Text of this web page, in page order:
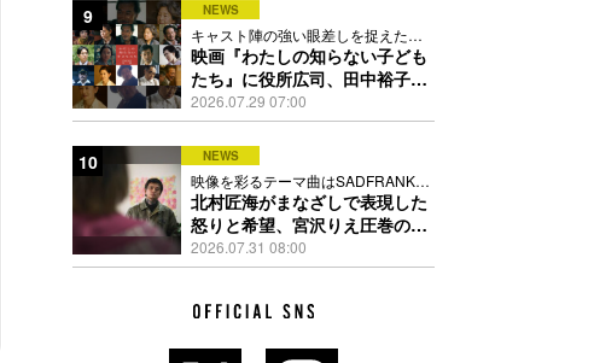
9 NEWS
キャスト陣の強い眼差しを捉えたポ
スター、本予告も解禁
映画『わたしの知らない子ども
たち』に役所広司、田中裕子、
岡田准一、吉田羊、坂東龍汰ら
13人
2026.07.29 07:00
10 NEWS
映像を彩るテーマ曲はSADFRANKが
歌う「愛の讃歌」カバー
北村匠海がまなざしで表現した
怒りと希望、宮沢りえ圧巻の演
技が光る『しびれ』90秒予告解
禁
2026.07.31 08:00